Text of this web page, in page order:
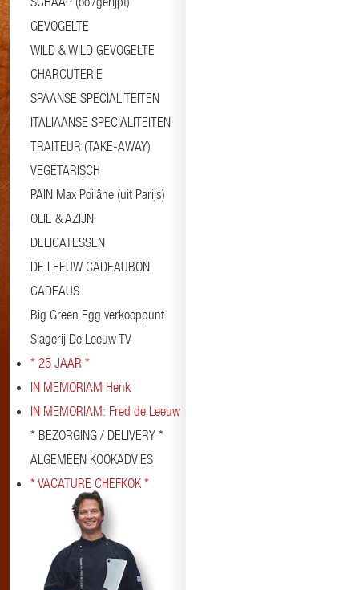
GEVOGELTE
WILD & WILD GEVOGELTE
CHARCUTERIE
SPAANSE SPECIALITEITEN
ITALIAANSE SPECIALITEITEN
TRAITEUR (TAKE-AWAY)
VEGETARISCH
PAIN Max Poilâne (uit Parijs)
OLIE & AZIJN
DELICATESSEN
DE LEEUW CADEAUBON
CADEAUS
Big Green Egg verkooppunt
Slagerij De Leeuw TV
* 25 JAAR *
IN MEMORIAM Henk
IN MEMORIAM: Fred de Leeuw
* BEZORGING / DELIVERY *
ALGEMEEN KOOKADVIES
* VACATURE CHEFKOK *